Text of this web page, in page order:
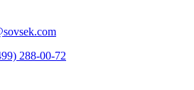
288-00-72